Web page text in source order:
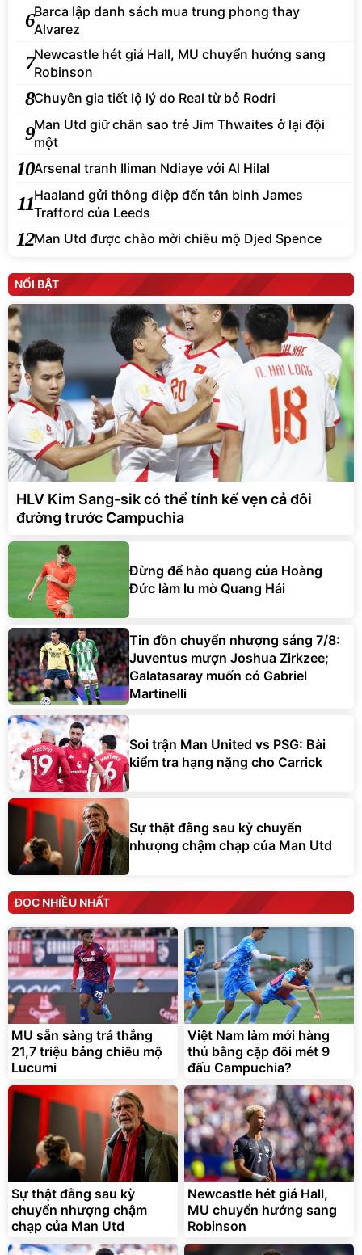
6Barca lập danh sách mua trung phong thay
Alvarez
7Newcastle hét giá Hall, MU chuyển hướng sang
Robinson
8Chuyên gia tiết lộ lý do Real từ bỏ Rodri
9Man Utd giữ chân sao trẻ Jim Thwaites ở lại đội
một
10Arsenal tranh Iliman Ndiaye với Al Hilal
11Haaland gửi thông điệp đến tân binh James
Trafford của Leeds
12Man Utd được chào mời chiêu mộ Djed Spence
NỔI BẬT
HLV Kim Sang-sik có thể tính kế vẹn cả đôi
đường trước Campuchia
Đừng để hào quang của Hoàng
Đức làm lu mờ Quang Hải
Tin đồn chuyển nhượng sáng 7/8:
Juventus mượn Joshua Zirkzee;
Galatasaray muốn có Gabriel
Martinelli
Soi trận Man United vs PSG: Bài
kiểm tra hạng nặng cho Carrick
Sự thật đằng sau kỳ chuyển
nhượng chậm chạp của Man Utd
ĐỌC NHIỀU NHẤT
MU sẵn sàng trả thẳng
21,7 triệu bảng chiêu mộ
Lucumi
Việt Nam làm mới hàng
thủ bằng cặp đôi mét 9
đấu Campuchia?
Sự thật đằng sau kỳ
chuyển nhượng chậm
chạp của Man Utd
Newcastle hét giá Hall,
MU chuyển hướng sang
Robinson